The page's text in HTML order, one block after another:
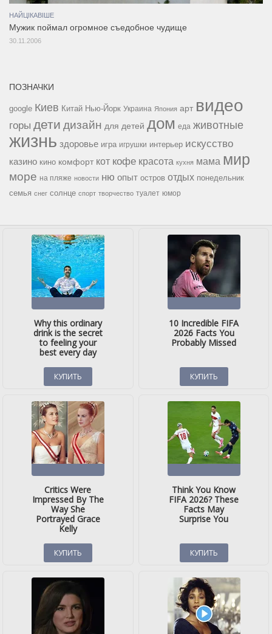
НАЙЦІКАВІШЕ
Мужик поймал огромное съедобное чудище
30.11.2006
ПОЗНАЧКИ
google Киев Китай Нью-Йорк Украина Япония арт видео
горы дети дизайн для детей дом еда животные
жизнь здоровье игра игрушки интерьер искусство
казино кино комфорт кот кофе красота кухня мама мир
море на пляже новости ню опыт остров отдых понедельник
семья снег солнце спорт творчество туалет юмор